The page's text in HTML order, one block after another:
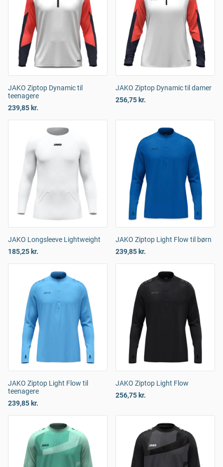
JAKO Ziptop Dynamic til
teenagere
239,85 kr.
JAKO Ziptop Dynamic til damer
256,75 kr.
JAKO Longsleeve Lightweight
185,25 kr.
JAKO Ziptop Light Flow til børn
239,85 kr.
JAKO Ziptop Light Flow til
teenagere
239,85 kr.
JAKO Ziptop Light Flow
256,75 kr.